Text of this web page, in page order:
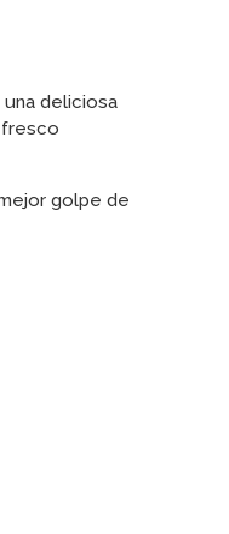
deliciosa
golpe de